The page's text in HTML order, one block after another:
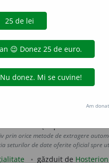
mai multe idei,
imaginar. II.
1.
(constr.) îmbrăcăminte de
valoare sau
lat.complexus)
dexonline (https://
prin orice metode de extragere
seturilor de date oferite oficial spre
găzduit de Hosterion
Am